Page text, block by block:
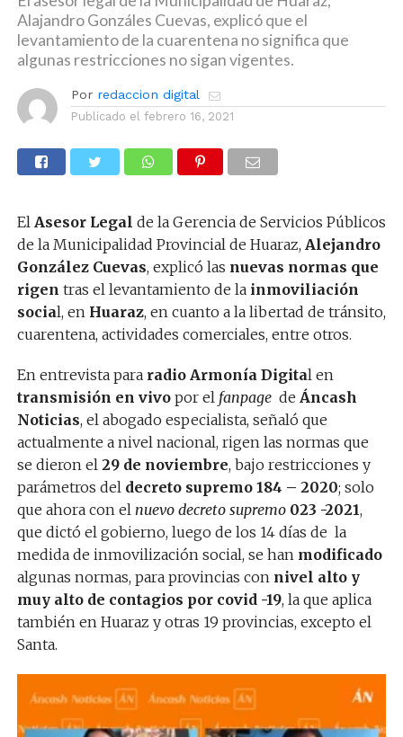
Alajandro Gonzáles Cuevas, explicó que el
levantamiento de la cuarentena no significa que
algunas restricciones no sigan vigentes.
Por redaccion digital
Publicado el febrero 16, 2021
El Asesor Legal de la Gerencia de Servicios Públicos
de la Municipalidad Provincial de Huaraz, Alejandro
González Cuevas, explicó las nuevas normas que
rigen tras el levantamiento de la inmoviliación
social, en Huaraz, en cuanto a la libertad de tránsito,
cuarentena, actividades comerciales, entre otros.
En entrevista para radio Armonía Digital en
transmisión en vivo por el fanpagede Áncash
Noticias, el abogado especialista, señaló que
actualmente a nivel nacional, rigen las normas que
se dieron el 29 de noviembre, bajo restricciones y
parámetros del decreto supremo 184 – 2020; solo
que ahora con el nuevo decreto supremo 023 -2021,
que dictó el gobierno, luego de los 14 días de la
medida de inmovilización social, se han modificado
algunas normas, para provincias con nivel alto y
muy alto de contagios por covid -19, la que aplica
también en Huaraz y otras 19 provincias, excepto el
Santa.